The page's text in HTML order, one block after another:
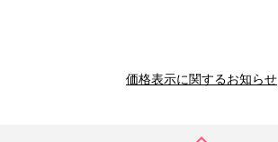
価格表示に関するお知らせ